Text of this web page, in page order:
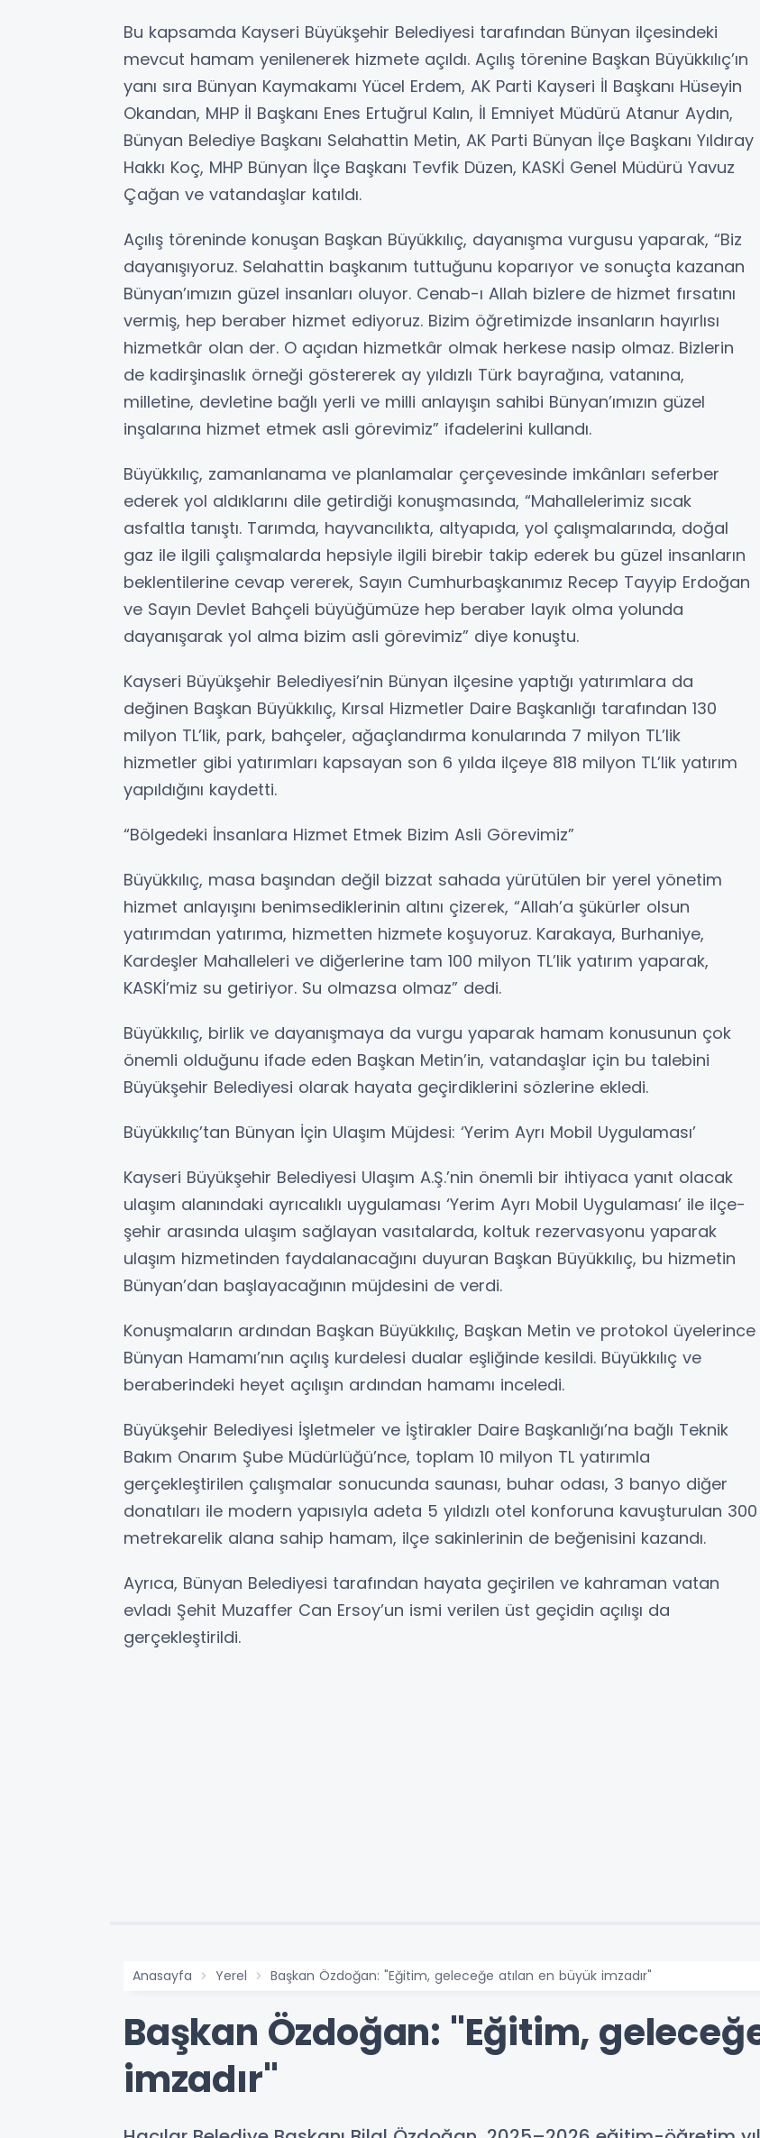
Bu kapsamda Kayseri Büyükşehir Belediyesi tarafından Bünyan ilçesindeki
mevcut hamam yenilenerek hizmete açıldı. Açılış törenine Başkan Büyükkılıç’ın
yanı sıra Bünyan Kaymakamı Yücel Erdem, AK Parti Kayseri İl Başkanı Hüseyin
Okandan, MHP İl Başkanı Enes Ertuğrul Kalın, İl Emniyet Müdürü Atanur Aydın,
Bünyan Belediye Başkanı Selahattin Metin, AK Parti Bünyan İlçe Başkanı Yıldıray
Hakkı Koç, MHP Bünyan İlçe Başkanı Tevfik Düzen, KASKİ Genel Müdürü Yavuz
Çağan ve vatandaşlar katıldı.
Açılış töreninde konuşan Başkan Büyükkılıç, dayanışma vurgusu yaparak, “Biz
dayanışıyoruz. Selahattin başkanım tuttuğunu koparıyor ve sonuçta kazanan
Bünyan’ımızın güzel insanları oluyor. Cenab-ı Allah bizlere de hizmet fırsatını
vermiş, hep beraber hizmet ediyoruz. Bizim öğretimizde insanların hayırlısı
hizmetkâr olan der. O açıdan hizmetkâr olmak herkese nasip olmaz. Bizlerin
de kadirşinaslık örneği göstererek ay yıldızlı Türk bayrağına, vatanına,
milletine, devletine bağlı yerli ve milli anlayışın sahibi Bünyan’ımızın güzel
inşalarına hizmet etmek asli görevimiz” ifadelerini kullandı.
Büyükkılıç, zamanlanama ve planlamalar çerçevesinde imkânları seferber
ederek yol aldıklarını dile getirdiği konuşmasında, “Mahallelerimiz sıcak
asfaltla tanıştı. Tarımda, hayvancılıkta, altyapıda, yol çalışmalarında, doğal
gaz ile ilgili çalışmalarda hepsiyle ilgili birebir takip ederek bu güzel insanların
beklentilerine cevap vererek, Sayın Cumhurbaşkanımız Recep Tayyip Erdoğan
ve Sayın Devlet Bahçeli büyüğümüze hep beraber layık olma yolunda
dayanışarak yol alma bizim asli görevimiz” diye konuştu.
Kayseri Büyükşehir Belediyesi’nin Bünyan ilçesine yaptığı yatırımlara da
değinen Başkan Büyükkılıç, Kırsal Hizmetler Daire Başkanlığı tarafından 130
milyon TL’lik, park, bahçeler, ağaçlandırma konularında 7 milyon TL’lik
hizmetler gibi yatırımları kapsayan son 6 yılda ilçeye 818 milyon TL’lik yatırım
yapıldığını kaydetti.
“Bölgedeki İnsanlara Hizmet Etmek Bizim Asli Görevimiz”
Büyükkılıç, masa başından değil bizzat sahada yürütülen bir yerel yönetim
hizmet anlayışını benimsediklerinin altını çizerek, “Allah’a şükürler olsun
yatırımdan yatırıma, hizmetten hizmete koşuyoruz. Karakaya, Burhaniye,
Kardeşler Mahalleleri ve diğerlerine tam 100 milyon TL’lik yatırım yaparak,
KASKİ’miz su getiriyor. Su olmazsa olmaz” dedi.
Büyükkılıç, birlik ve dayanışmaya da vurgu yaparak hamam konusunun çok
önemli olduğunu ifade eden Başkan Metin’in, vatandaşlar için bu talebini
Büyükşehir Belediyesi olarak hayata geçirdiklerini sözlerine ekledi.
Büyükkılıç’tan Bünyan İçin Ulaşım Müjdesi: ‘Yerim Ayrı Mobil Uygulaması’
Kayseri Büyükşehir Belediyesi Ulaşım A.Ş.’nin önemli bir ihtiyaca yanıt olacak
ulaşım alanındaki ayrıcalıklı uygulaması ‘Yerim Ayrı Mobil Uygulaması’ ile ilçe-
şehir arasında ulaşım sağlayan vasıtalarda, koltuk rezervasyonu yaparak
ulaşım hizmetinden faydalanacağını duyuran Başkan Büyükkılıç, bu hizmetin
Bünyan’dan başlayacağının müjdesini de verdi.
Konuşmaların ardından Başkan Büyükkılıç, Başkan Metin ve protokol üyelerince
Bünyan Hamamı’nın açılış kurdelesi dualar eşliğinde kesildi. Büyükkılıç ve
beraberindeki heyet açılışın ardından hamamı inceledi.
Büyükşehir Belediyesi İşletmeler ve İştirakler Daire Başkanlığı’na bağlı Teknik
Bakım Onarım Şube Müdürlüğü’nce, toplam 10 milyon TL yatırımla
gerçekleştirilen çalışmalar sonucunda saunası, buhar odası, 3 banyo diğer
donatıları ile modern yapısıyla adeta 5 yıldızlı otel konforuna kavuşturulan 300
metrekarelik alana sahip hamam, ilçe sakinlerinin de beğenisini kazandı.
Ayrıca, Bünyan Belediyesi tarafından hayata geçirilen ve kahraman vatan
evladı Şehit Muzaffer Can Ersoy’un ismi verilen üst geçidin açılışı da
gerçekleştirildi.
Anasayfa Yerel Başkan Özdoğan: "Eğitim, geleceğe atılan en büyük imzadır"
Başkan Özdoğan: "Eğitim,
imzadır"